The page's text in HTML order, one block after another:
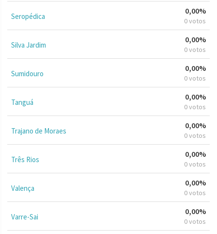
Seropédica
0,00%
0 votos
Silva Jardim
0,00%
0 votos
Sumidouro
0,00%
0 votos
Tanguá
0,00%
0 votos
Trajano de Moraes
0,00%
0 votos
Três Rios
0,00%
0 votos
Valença
0,00%
0 votos
Varre-Sai
0,00%
0 votos